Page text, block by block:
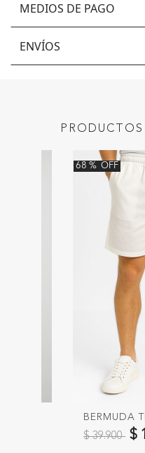
MEDIOS DE PAGO
ENVÍOS
68% OFF
BERMUDA
Precio
$ 39.900 a$